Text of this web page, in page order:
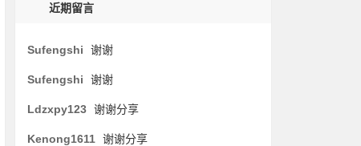
近期留言
Sufengshi 谢谢
Sufengshi 谢谢
Ldzxpy123 谢谢分享
Kenong1611 谢谢分享